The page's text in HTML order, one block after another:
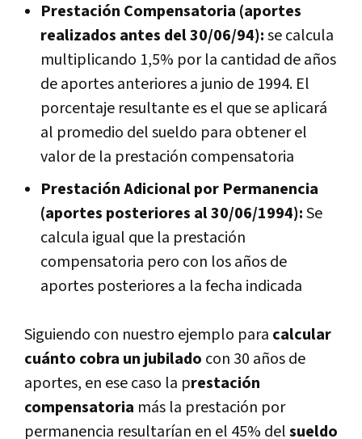
Prestación Compensatoria (aportes
realizados antes del 30/06/94):se calcula
multiplicando 1,5% por la cantidad de años
de aportes anteriores a junio de 1994. El
porcentaje resultante es el que se aplicará
al promedio del sueldo para obtener el
valor de la prestación compensatoria
Prestación Adicional por Permanencia
(aportes posteriores al 30/06/1994):Se
calcula igual que la prestación
compensatoria pero con los años de
aportes posteriores a la fecha indicada
Siguiendo con nuestro ejemplo para calcular
cuánto cobra un jubilado con 30 años de
aportes, en ese caso la prestación
compensatoria más la prestación por
permanencia resultarían en el 45% delsueldo